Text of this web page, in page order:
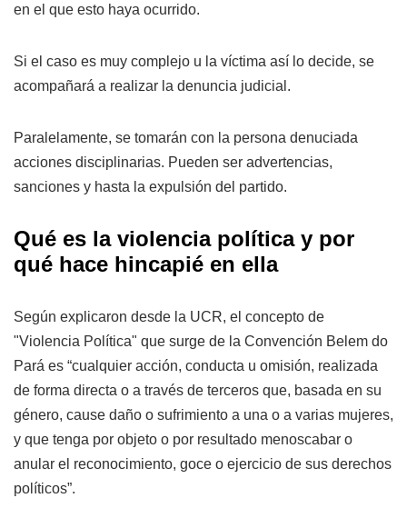
en el que esto haya ocurrido.
Si el caso es muy complejo u la víctima así lo decide, se
acompañará a realizar la denuncia judicial.
Paralelamente, se tomarán con la persona denuciada
acciones disciplinarias. Pueden ser advertencias,
sanciones y hasta la expulsión del partido.
Qué es la violencia política y por
qué hace hincapié en ella
Según explicaron desde la UCR, el concepto de
"Violencia Política" que surge de la Convención Belem do
Pará es “cualquier acción, conducta u omisión, realizada
de forma directa o a través de terceros que, basada en su
género, cause daño o sufrimiento a una o a varias mujeres,
y que tenga por objeto o por resultado menoscabar o
anular el reconocimiento, goce o ejercicio de sus derechos
políticos”.